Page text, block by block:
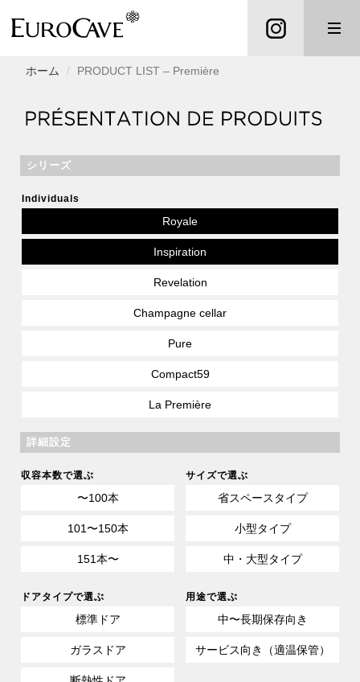
ホーム PRODUCT LIST – Première
シリーズ
Individuals
Royale
Inspiration
Revelation
Champagne cellar
Pure
Compact59
La Première
詳細設定
収容本数で選ぶ
〜100本
101〜150本
151本〜
サイズで選ぶ
省スペースタイプ
小型タイプ
中・大型タイプ
ドアタイプで選ぶ
標準ドア
ガラスドア
用途で選ぶ
中〜長期保存向き
サービス向き（適温保管）